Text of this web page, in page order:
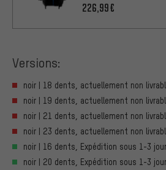
Lock
226,99€
Versions:
noir | 18 dents, actuellement non
noir | 19 dents, actuellement non
noir | 21 dents, actuellement non
noir | 23 dents, actuellement non
noir | 16 dents, Expédition sous 1-3
noir | 20 dents, Expédition sous 1-3